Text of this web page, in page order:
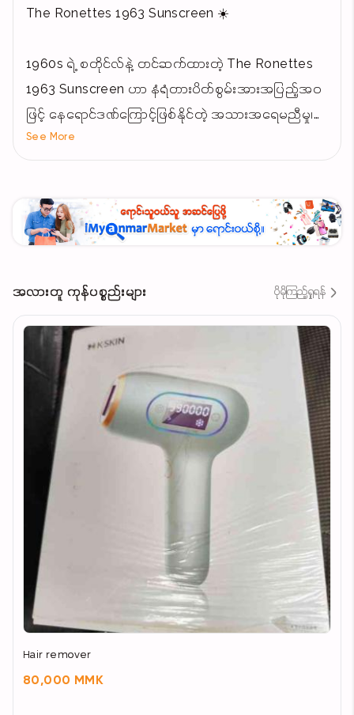
The Ronettes 1963 Sunscreen ☀️
1960s ရဲ့ စတိုင်လ်နဲ့ တင်ဆက်ထားတဲ့ The Ronettes
1963 Sunscreen ဟာ နံရံတားပိတ်စွမ်းအားအပြည့်အဝ
ဖြင့် နေရောင်ဒဏ်ကြောင့်ဖြစ်နိုင်တဲ့ အသားအရေမညီမှု၊
အသားခြောက်ခြင်းတွေကို ထိထိရောက်ရောက်ကာကွယ်
💛 SPF တန်ဖိုးမြင့် – UVA/UVB တို့ကို တားဆီးနိုင်
💛 လတ်ဆတ်ပြီး ပေါ့ပေါ့ပါးပါးခံစားမှု
အဖြစ်သုံးနိုင်
💛 1963 ရဲ့ retro-vibe packaging design နဲ့
အထင်ကြီးဖွယ်
ပေါ့ပေါ့ပါးပါးနဲ့ နေလောင်ဒဏ်ကင်းကင်းနဲ့ဖြတ်သန်းချင်
သူတွေအတွက် အထူးသင့်လျော်ပါတယ်!
See More
အလားတူ ကုန်ပစ္စည်းများ ပိုမိုကြည့်ရှုရန်
Hair remover
80,000 MMK